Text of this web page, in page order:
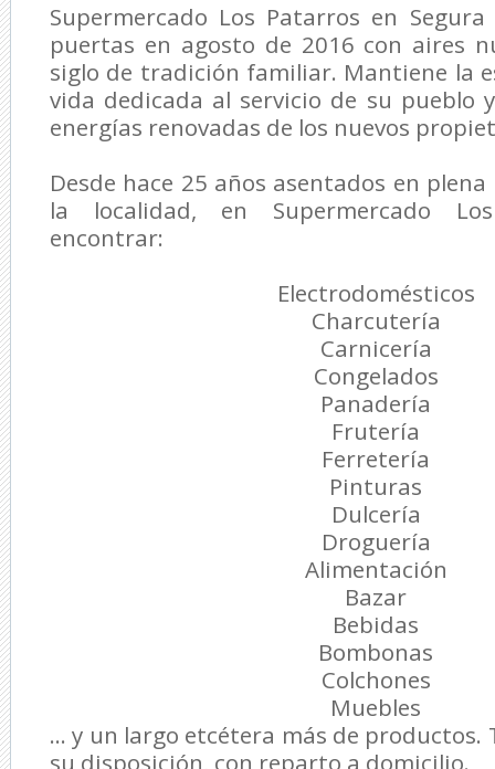
Supermercado Los Patarros en
puertas en agosto de 2016 con aires
siglo de tradición familiar. Mantiene la
vida dedicada al servicio de su pueblo
energías renovadas de los nuevos
Desde hace 25 años asentados en plena
la localidad, en Supermercado
encontrar:
Electrodomésticos
Charcutería
Carnicería
Congelados
Panadería
Frutería
Ferretería
Pinturas
Dulcería
Droguería
Alimentación
Bazar
Bebidas
Bombonas
Colchones
Muebles
... y un largo etcétera más de productos.
su disposición, con reparto a domicilio.